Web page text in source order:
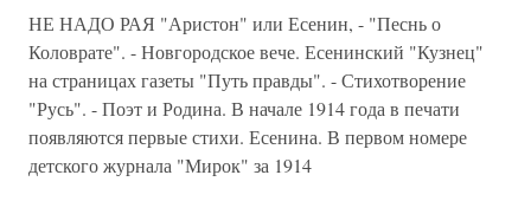
НЕ НАДО РАЯ "Аристон" или Есенин, - "Песнь о
Коловрате". - Новгородское вече. Есенинский "Кузнец"
на страницах газеты "Путь правды". - Стихотворение
"Русь". - Поэт и Родина. В начале 1914 года в печати
появляются первые стихи. Есенина. В первом номере
детского журнала "Мирок" за 1914